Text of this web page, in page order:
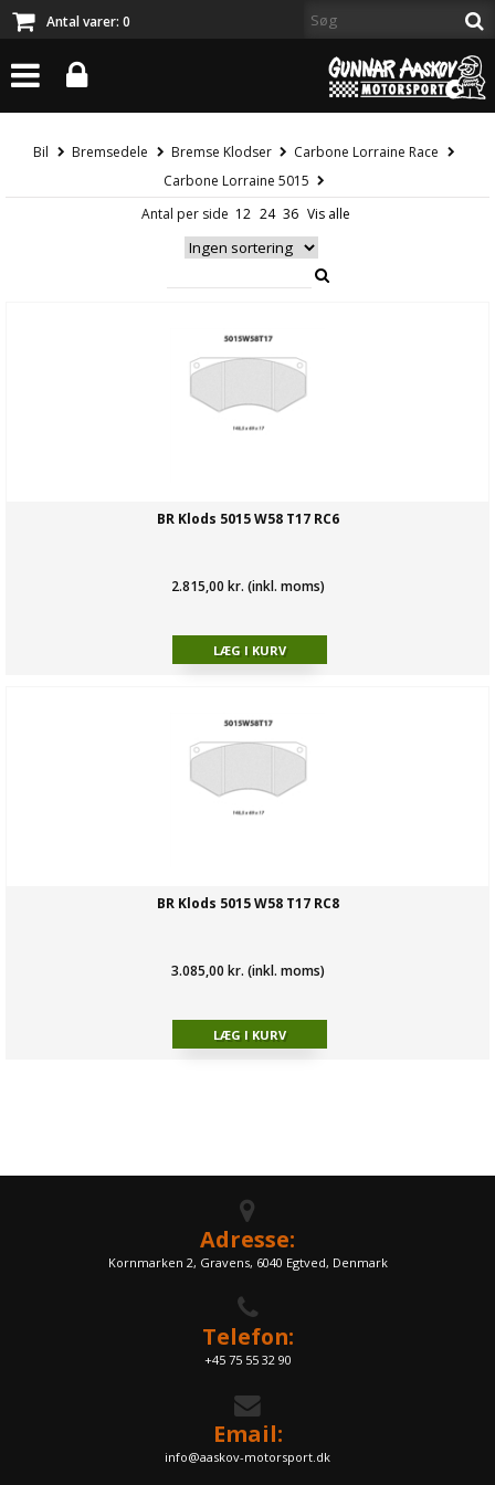
Antal varer: 0
Bil Bremsedele Bremse Klodser
Carbone Lorraine Race
Carbone Lorraine 5015
Antal per side
BR Klods 5015 W58 T17 RC6
2.815,00 kr. (inkl. moms)
BR Klods 5015 W58 T17 RC8
3.085,00 kr. (inkl. moms)
Adresse:
Kornmarken 2, Gravens, 6040 Egtved, Denmark
Telefon:
+45 75 55 32 90
Email:
info@aaskov-motorsport.dk